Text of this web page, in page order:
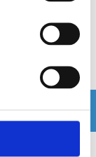
6995 kr /paket